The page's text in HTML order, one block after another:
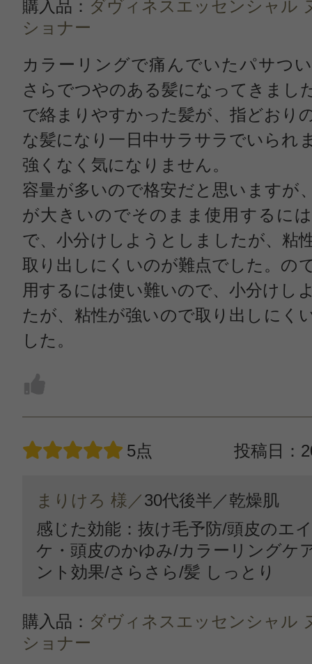
購入品： ダヴィネスエッセンシャル
ショナー
カラーリングで痛んでいたパサつ
さらでつやのある髪になってきまし
で絡まりやすかった髪が、指どおり
な髪になり一日中サラサラでいられ
強くなく気になりません。
容量が多いので格安だと思いますが
が大きいのでそのまま使用するに
で、小分けしようとしましたが、粘
取り出しにくいのが難点でした。の
用するには使い難いので、小分けし
たが、粘性が強いので取り出しにく
した。
5点 投稿日：
まりけろ 様／30代後半／乾燥肌
感じた効能：抜け毛予防/頭皮のエ
ケ・頭皮のかゆみ/カラーリングケ
ント効果/さらさら/髪 しっとり
購入品： ダヴィネスエッセンシャル
ショナー